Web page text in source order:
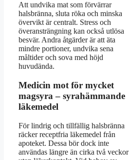
Att undvika mat som förvärrar
halsbränna, sluta röka och minska
övervikt är centralt. Stress och
överansträngning kan också utlösa
besvär. Andra åtgärder är att äta
mindre portioner, undvika sena
måltider och sova med höjd
huvudända.
Medicin mot för mycket
magsyra – syrahämmande
läkemedel
För lindrig och tillfällig halsbränna
räcker receptfria läkemedel från
apoteket. Dessa bör dock inte
användas längre än cirka två veckor